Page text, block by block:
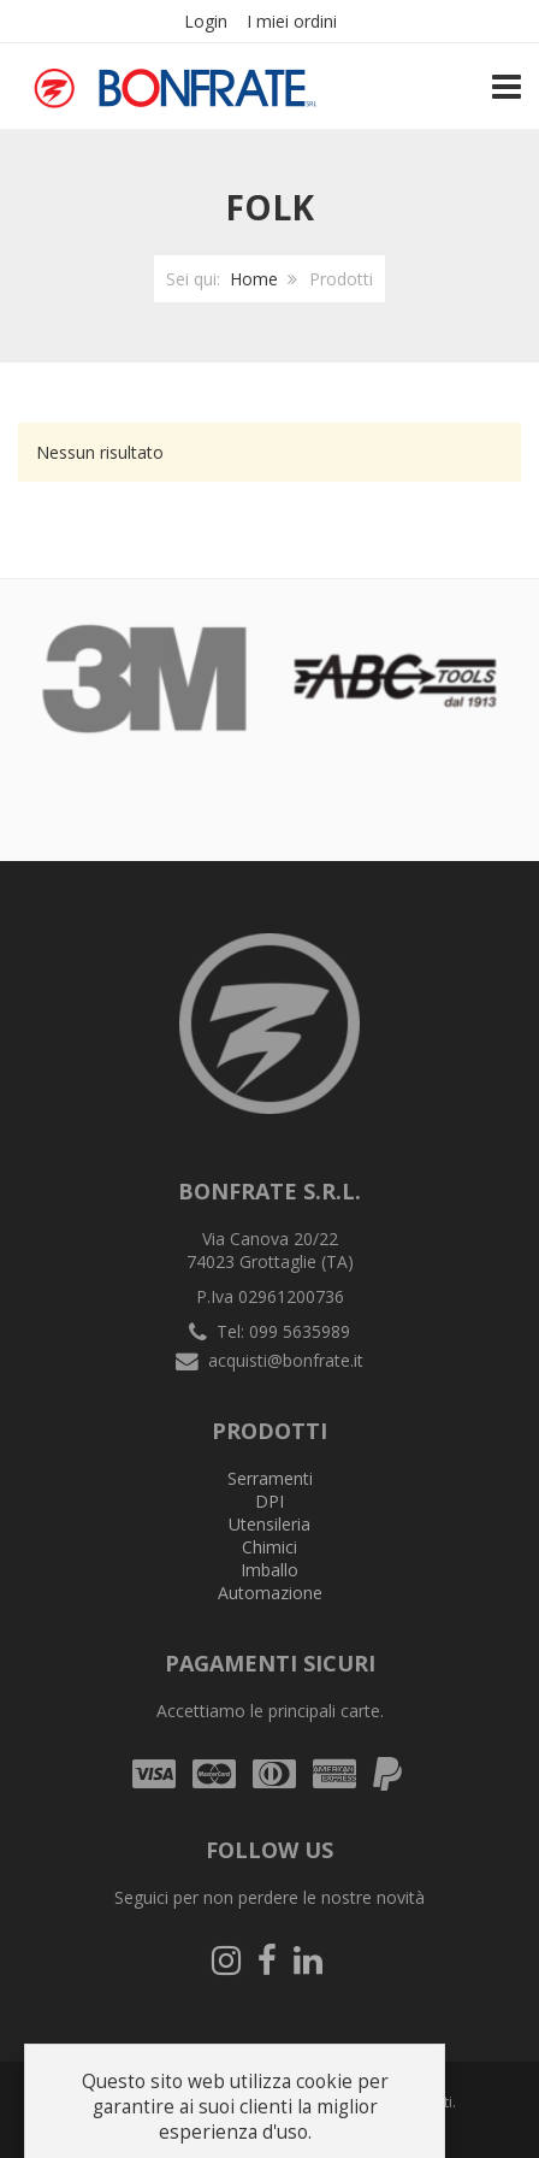
Login I miei ordini
FOLK
Sei qui: Home Prodotti
Nessun risultato
BONFRATE S.R.L.
Via Canova 20/22
74023 Grottaglie (TA)
P.Iva 02961200736
Tel: 099 5635989
acquisti@bonfrate.it
PRODOTTI
Serramenti
DPI
Utensileria
Chimici
Imballo
Automazione
PAGAMENTI SICURI
Accettiamo le principali carte.
Visa Mastercard
Diners
Club
AmexPayPal
FOLLOW US
Seguici per non perdere le nostre novità
Seguici
su
SeguiciSeguici
su
Copyright © 2026 Bonfrate s.r.l.. Tutti i diritti riservati.
Questo sito web utilizza cookie per
garantire ai suoi clienti la miglior
esperienza d'uso.